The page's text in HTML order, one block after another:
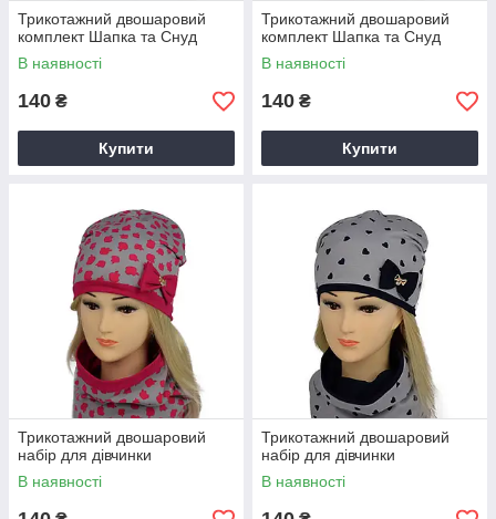
Трикотажний двошаровий
комплект Шапка та Снуд
В наявності
140 ₴
Купити
Трикотажний двошаровий
комплект Шапка та Снуд
В наявності
140 ₴
Купити
Трикотажний двошаровий
набір для дівчинки
В наявності
Трикотажний двошаровий
набір для дівчинки
В наявності